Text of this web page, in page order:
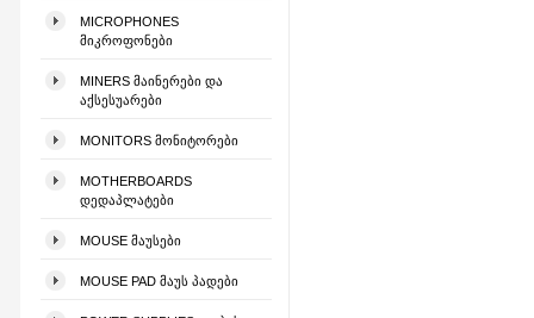
MICROPHONES
ᲛᲘᲙᲠᲝᲤᲝᲜᲔᲑᲘ
MINERS ᲛᲐᲘᲜᲔᲠᲔᲑᲘ ᲓᲐ
ᲐᲥᲡᲔᲡᲣᲐᲠᲔᲑᲘ
MONITORS ᲛᲝᲜᲘᲢᲝᲠᲔᲑᲘ
MOTHERBOARDS
ᲓᲔᲓᲐᲞᲚᲐᲢᲔᲑᲘ
MOUSE ᲛᲐᲣᲡᲔᲑᲘ
MOUSE PAD ᲛᲐᲣᲡ ᲞᲐᲓᲔᲑᲘ